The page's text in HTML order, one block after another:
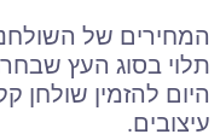
המחירים של
תלוי בסוג העץ
היום להזמין שולחן
עיצובים.